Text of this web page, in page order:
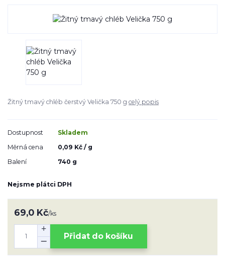
Žitný tmavý chléb čerstvý Velička 750 g celý popis
Dostupnost
Skladem
Měrná cena
0,09 Kč / g
Balení
740 g
Nejsme plátci DPH
69,0 Kč/ks
Přidat do košíku